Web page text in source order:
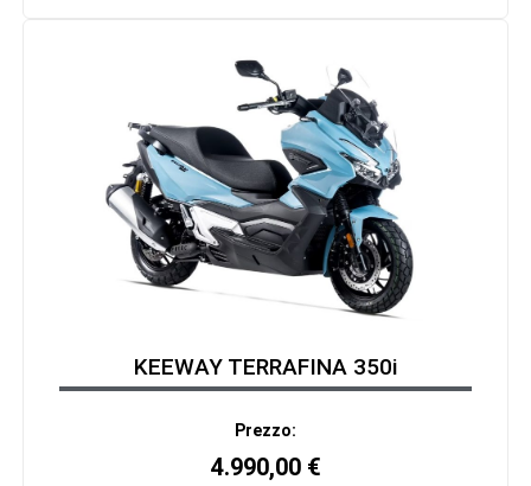
KEEWAY TERRAFINA 350i
Prezzo:
4.990,00 €